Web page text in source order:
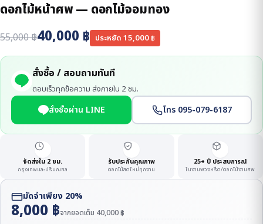
ดอกไม้หน้าศพ — ดอกไม้จอมทอง
55,000฿40,000 ฿ ประหยัด 15,000 ฿
สั่งซื้อ / สอบถามทันที
ตอบเร็วทุกข้อความ ส่งภายใน 2 ชม.
สั่งซื้อผ่าน LINE โทร 095-079-6187
จัดส่งใน 2 ชม.
กรุงเทพและปริมณฑล
รับประกันคุณภาพ
ดอกไม้สดใหม่ทุกงาน
25+ ปี ประสบการณ์
ในงานพวงหรีด/ดอกไม้งานศพ
มัดจำเพียง 20%
8,000 ฿จากยอดเต็ม 40,000฿